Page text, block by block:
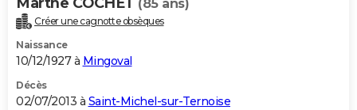
(85 ans)
Créer une cagnotte obsèques
Naissance
10/12/1927 à Mingoval
Décès
02/07/2013 à Saint-Michel-sur-Ternoise